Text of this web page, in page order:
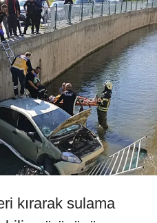
kırarak sulama